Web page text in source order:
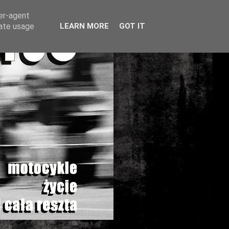
agent
usage
LEARN MORE GOT IT